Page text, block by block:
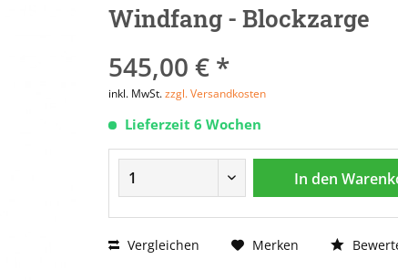
Windfang - Blockzarge
545,00 € *
inkl. MwSt.zzgl. Versandkosten
Lieferzeit 6 Wochen
In den
Vergleichen Merken